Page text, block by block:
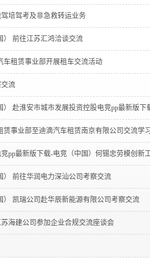
培驾考及非急救转运业务
） 前往江苏汇鸿洽谈交流
车租赁事业部开展租车交流活动
流
赴淮安市城市发展投资控股电竞pp最新版下
赁事业部至迪滴汽车租赁南京有限公司交流学
pp最新版下载-电竞（中国）何锡忠劳模创新
） 前往华润电力深汕公司考察交流
） 凯瑞公司赴华辰新能源有限公司考察交流
海建公司参加企业合规交流座谈会